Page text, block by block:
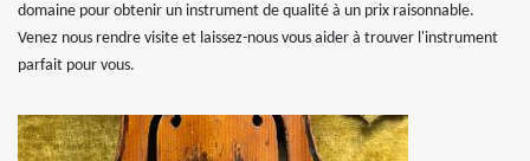
domaine pour obtenir un instrument de qualité à un prix raisonnable.
Venez nous rendre visite et laissez-nous vous aider à trouver l'instrument
parfait pour vous.